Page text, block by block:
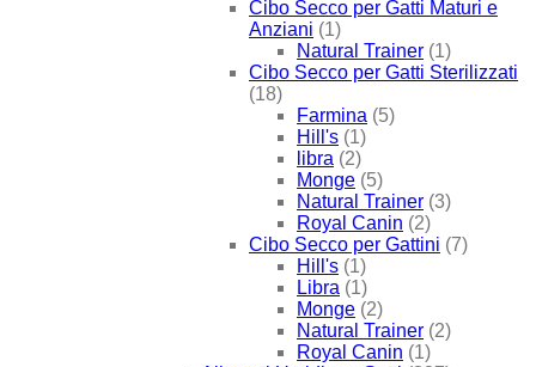
Cibo Secco per Gatti Maturi e
Anziani (1)
Natural Trainer (1)
Cibo Secco per Gatti Sterilizzati
(18)
Farmina (5)
Hill's (1)
libra (2)
Monge (5)
Natural Trainer (3)
Royal Canin (2)
Cibo Secco per Gattini (7)
Hill's (1)
Libra (1)
Monge (2)
Natural Trainer (2)
Royal Canin (1)